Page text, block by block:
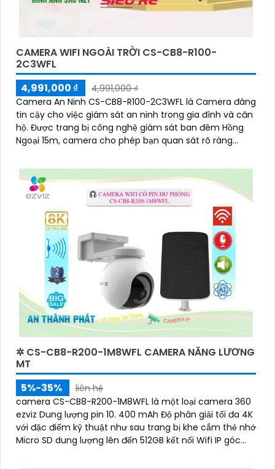
CAMERA WIFI NGOÀI TRỜI CS-CB8-R100-
2C3WFL
4,991,000 ₫
4,991,000 ₫
Camera An Ninh CS-CB8-R100-2C3WFL là Camera đáng
tin cậy cho việc giám sát an ninh trong gia đình và căn
hộ. Được trang bị công nghệ giám sát ban đêm Hồng
Ngoại 15m, camera cho phép bạn quan sát rõ ràng
✲ CS-CB8-R200-1M8WFL CAMERA NĂNG LƯƠNG
MT
5%-35%
liên hệ
camera CS-CB8-R200-1M8WFL là một loại camera 360
ezviz Dung lượng pin 10. 400 mAh Độ phân giải tối đa 4K
với đặc điểm kỹ thuật như sau trang bị khe cắm thẻ nhớ
Micro SD dung lượng lên đến 512GB kết nối Wifi IP góc